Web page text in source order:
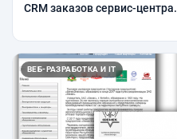
CRM заказов сервис-центра.
ВЕБ-РАЗРАБОТКА И IT